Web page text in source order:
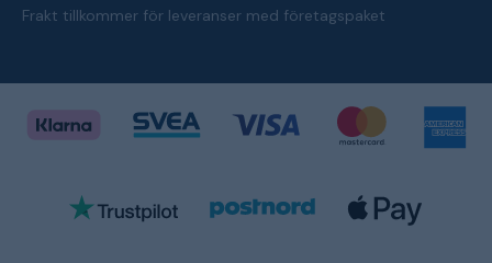
Frakt tillkommer för leveranser med företagspaket